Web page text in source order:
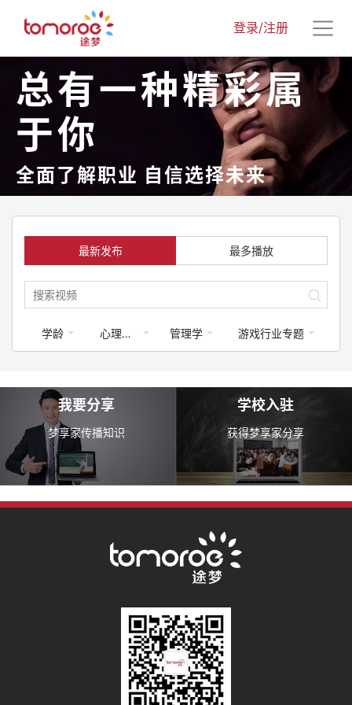
登录/注册
总有一种精彩属
于你
全面了解职业 自信选择未来
最新发布 最多播放
学龄 心理健康 管理学 游戏行业专题
我要分享
梦享家传播知识
学校入驻
获得梦享家分享